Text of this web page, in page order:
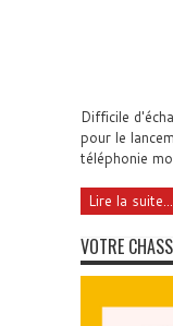
Difficile
pour le
téléphonie
Lire la suite...
VOTRE